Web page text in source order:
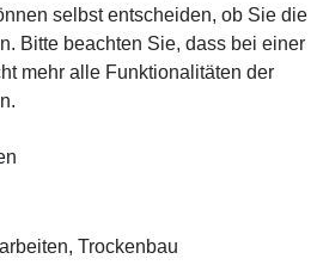
Trockenbau
selbst entscheiden, ob Sie die
Bitte beachten Sie, dass bei einer
mehr alle Funktionalitäten der